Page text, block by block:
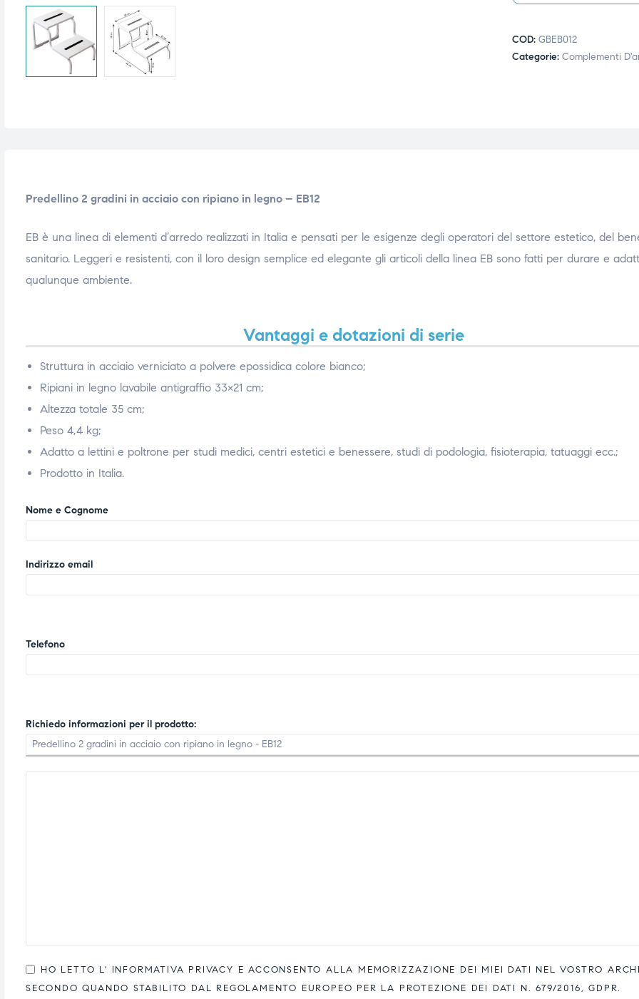
COD: GBEB012
Categorie: Complementi
Predellino 2 gradini in acciaio con ripiano in legno – EB12
EB è una linea di elementi d’arredo realizzati in Italia e pensati per le esigenze degli operatori del settore estetico, del
sanitario. Leggeri e resistenti, con il loro design semplice ed elegante gli articoli della linea EB sono fatti per durare e
qualunque ambiente.
Vantaggi e dotazioni di serie
Struttura in acciaio verniciato a polvere epossidica colore bianco;
Ripiani in legno lavabile antigraffio 33×21 cm;
Altezza totale 35 cm;
Peso 4,4 kg;
Adatto a lettini e poltrone per studi medici, centri estetici e benessere, studi di podologia, fisioterapia, tatuaggi ecc.;
Prodotto in Italia.
Nome e Cognome
Indirizzo email
Telefono
Richiedo informazioni per il prodotto:
HO LETTO L' INFORMATIVA PRIVACY E ACCONSENTO ALLA MEMORIZZAZIONE DEI MIEI DATI NEL VOSTRO
SECONDO QUANDO STABILITO DAL REGOLAMENTO EUROPEO PER LA PROTEZIONE DEI DATI N. 679/2016, GDPR.